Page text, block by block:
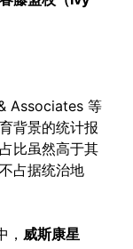
Associates 等
背景的统计报
比虽然高于其
占据统治地
， 威斯康星